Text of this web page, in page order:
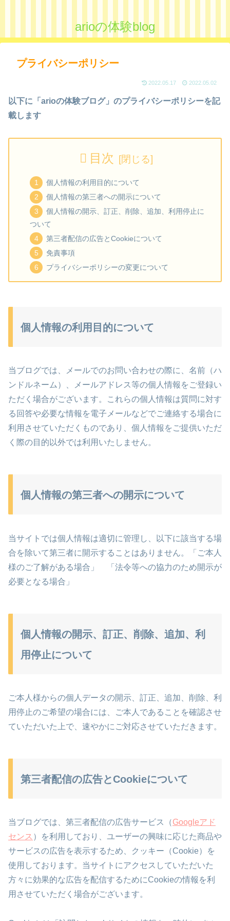
arioの体験blog
プライバシーポリシー
2022.05.17 2022.05.02
以下に「arioの体験ブログ」のプライバシーポリシーを記
載します
目次
個人情報の利用目的について
個人情報の第三者への開示について
個人情報の開示、訂正、削除、追加、利用停止に
ついて
第三者配信の広告とCookieについて
免責事項
プライバシーポリシーの変更について
個人情報の利用目的について
当ブログでは、メールでのお問い合わせの際に、名前（ハ
ンドルネーム）、メールアドレス等の個人情報をご登録い
ただく場合がございます。これらの個人情報は質問に対す
る回答や必要な情報を電子メールなどでご連絡する場合に
利用させていただくものであり、個人情報をご提供いただ
く際の目的以外では利用いたしません。
個人情報の第三者への開示について
当サイトでは個人情報は適切に管理し、以下に該当する場
合を除いて第三者に開示することはありません。「ご本人
様のご了解がある場合」 「法令等への協力のため開示が
必要となる場合」
個人情報の開示、訂正、削除、追加、利
用停止について
ご本人様からの個人データの開示、訂正、追加、削除、利
用停止のご希望の場合には、ご本人であることを確認させ
ていただいた上で、速やかにご対応させていただきます。
第三者配信の広告とCookieについて
当ブログでは、第三者配信の広告サービス（Googleアド
センス ）を利用しており、ユーザーの興味に応じた商品や
サービスの広告を表示するため、クッキー（Cookie）を
使用しております。当サイトにアクセスしていただいた
方々に効果的な広告を配信するためにCookieの情報を利
用させていただく場合がございます。